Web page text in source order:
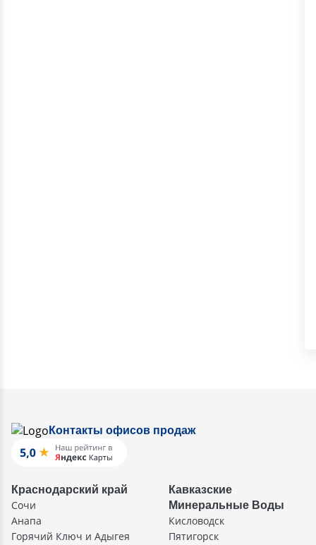
Контакты офисов продаж
Краснодарский край
Сочи
Анапа
Горячий Ключ и Адыгея
Кавказские
Минеральные Воды
Кисловодск
Пятигорск